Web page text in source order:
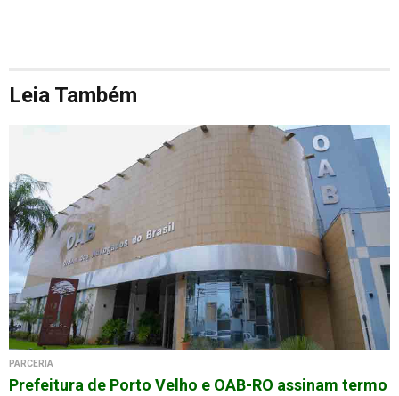
Leia Também
PARCERIA
Prefeitura de Porto Velho e OAB-RO assinam termo